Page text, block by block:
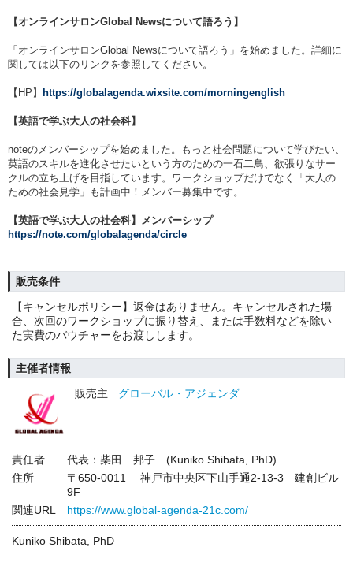
【オンラインサロンGlobal Newsについて語ろう】
「 オンラインサロンGlobal Newsについて語ろう 」を始めました。詳細に
関しては以下のリンクを参照してください。
【HP】 https://globalagenda.wixsite.com/morningenglish
【英語で学ぶ大人の社会科】
noteのメンバーシップを始めました。もっと社会問題について学びたい、
英語のスキルを進化させたいという方のための一石二鳥、欲張りなサー
クルの立ち上げを目指しています。ワークショップだけでなく「大人の
ための社会見学」も計画中！メンバー募集中です。
【英語で学ぶ大人の社会科】メンバーシップ
https://note.com/globalagenda/circle
販売条件
【キャンセルポリシー】返金はありません。キャンセルされた場
合、次回のワークショップに振り替え、または手数料などを除い
た実費のバウチャーをお渡しします。
主催者情報
販売主
グローバル・アジェンダ
責任者
代表：柴田 邦子 (Kuniko Shibata, PhD)
住所
〒650-0011 神戸市中央区下山手通2-13-3 建創ビル
9F
関連URL
https://www.global-agenda-21c.com/
Kuniko Shibata, PhD